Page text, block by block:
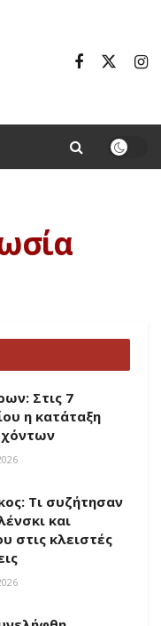
Στις 7
η κατάταξη
Τι συζήτησαν
και
στις κλειστές